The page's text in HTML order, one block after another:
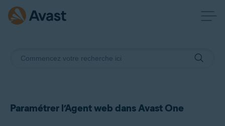
Paramétrer l’Agent web dans Avast One